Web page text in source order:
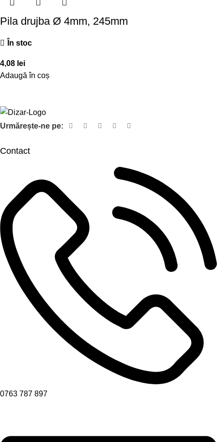
Pila drujba Ø 4mm, 245mm
În stoc
4,08 lei
Adaugă în coș
Urmărește-ne pe:
Contact
0763 787 897